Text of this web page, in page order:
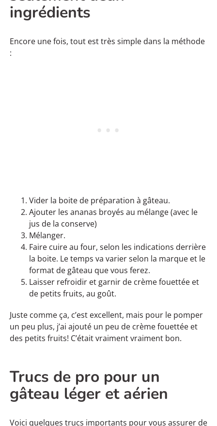
ingrédients
Encore une fois, tout est très simple dans la méthode
:
Vider la boite de préparation à gâteau.
Ajouter les ananas broyés au mélange (avec le
jus de la conserve)
Mélanger.
Faire cuire au four, selon les indications derrière
la boite. Le temps va varier selon la marque et le
format de gâteau que vous ferez.
Laisser refroidir et garnir de crème fouettée et
de petits fruits, au goût.
Juste comme ça, c’est excellent, mais pour le pomper
un peu plus, j’ai ajouté un peu de crème fouettée et
des petits fruits! C’était vraiment vraiment bon.
Trucs de pro pour un
gâteau léger et aérien
Voici quelques trucs importants pour vous assurer de